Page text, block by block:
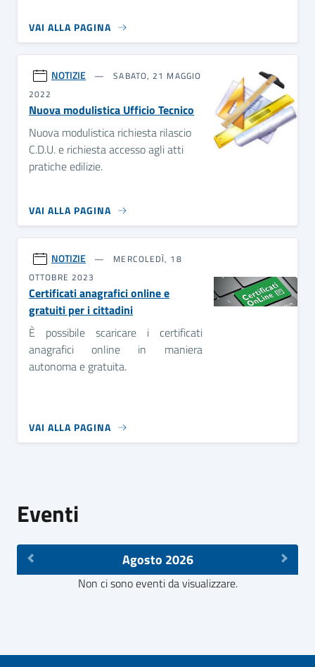
VAI ALLA PAGINA
NOTIZIE
SABATO, 21 MAGGIO
2022
Nuova modulistica Ufficio Tecnico
Nuova modulistica richiesta rilascio
C.D.U. e richiesta accesso agli atti
pratiche edilizie.
VAI ALLA PAGINA
NOTIZIE
MERCOLEDÌ, 18
OTTOBRE 2023
Certificati anagrafici online e
gratuiti per i cittadini
È possibile scaricare i certificati
anagrafici online in maniera
autonoma e gratuita.
VAI ALLA PAGINA
Eventi
Agosto 2026
Non ci sono eventi da visualizzare.